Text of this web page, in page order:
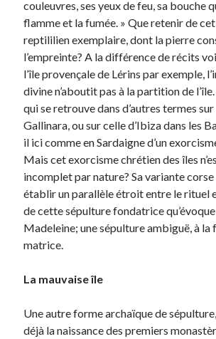
couleuvres, ses yeux de feu, sa bouche
flamme et la fumée. » Que retenir de
reptililien exemplaire, dont la pierre
l’empreinte? A la différence de récits
l’île provençale de Lérins par exemple,
divine n’aboutit pas à la partition de
qui se retrouve dans d’autres termes
Gallinara, ou sur celle d’Ibiza dans les
il ici comme en Sardaigne d’un
Mais cet exorcisme chrétien des îles
incomplet par nature? Sa variante
établir un parallèle étroit entre le rituel
de cette sépulture fondatrice
Madeleine; une sépulture ambiguë, à
matrice.
La mauvaise île
Une autre forme archaïque de
déjà la naissance des premiers